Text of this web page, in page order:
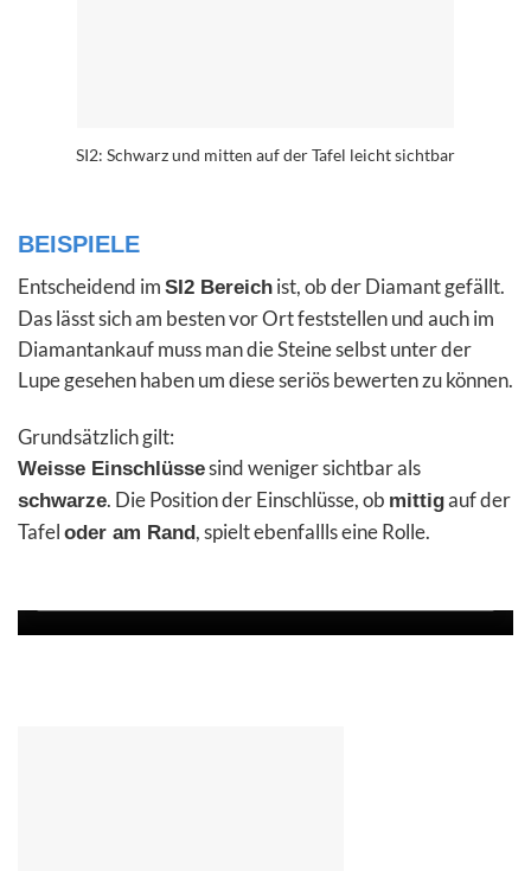
SI2: Schwarz und mitten auf der Tafel leicht sichtbar
BEISPIELE
Entscheidend im SI2 Bereich ist, ob der Diamant gefällt.
Das lässt sich am besten vor Ort feststellen und auch im
Diamantankauf muss man die Steine selbst unter der
Lupe gesehen haben um diese seriös bewerten zu können.
Grundsätzlich gilt:
Weisse Einschlüssesind weniger sichtbar als
schwarze. Die Position der Einschlüsse, ob mittigauf der
Tafel oder am Rand, spielt ebenfallls eine Rolle.